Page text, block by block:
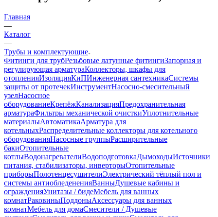
Главная
—
Каталог
—
Трубы и комплектующие
Фитинги для трубРезьбовые латунные фитингиЗапорная и
регулирующая арматураКоллекторы, шкафы для
отопленияИзоляцияКиПИнженерная сантехникаСистемы
защиты от протечекИнструментНасосно-смесительный
узелНасосное
оборудованиеКрепёжКанализацияПредохранительная
арматураФильтры механической очисткиУплотнительные
материалыАвтоматикаАрматура для
котельныхРаспределительные коллекторы для котельного
оборудованияНасосные группыРасширительные
бакиОтопительные
котлыВодонагревателиВодоподготовкаДымоходыИсточники
питания, стабилизаторы, инверторыОтопительные
приборыПолотенцесушителиЭлектрический тёплый пол и
системы антиобледененияВанныДушевые кабины и
огражденияУнитазы / бидеМебель для ванных
комнатРаковиныПоддоныАксессуары для ванных
комнатМебель для домаСмесители / Душевые